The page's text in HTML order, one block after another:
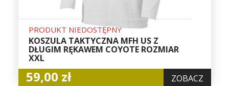
PRODUKT NIEDOSTĘPNY
KOSZULA TAKTYCZNA MFH US Z
DŁUGIM RĘKAWEM COYOTE ROZMIAR
XXL
59,00 zł ZOBACZ